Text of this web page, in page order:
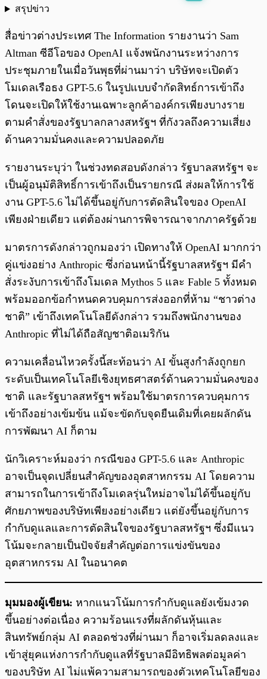
สรุปข่าว
สื่อข่าวต่างประเทศ The Information รายงานว่า Sam
Altman ซีอีโอของ OpenAI แจ้งพนักงานระหว่างการ
ประชุมภายในเมื่อวันพุธที่ผ่านมาว่า บริษัทจะเปิดตัว
โมเดลเรือธง GPT-5.6 ในรูปแบบจำกัดสิทธ์การเข้าถึง
โดนจะเปิดให้ใช้งานเฉพาะลูกค้าองค์กรเพียงบางราย
ตามคำสั่งของรัฐบาลกลางสหรัฐฯ ที่กังวลถึงความเสี่ยง
ด้านความมั่นคงและความปลอดภัย
รายงานระบุว่า ในช่วงทดสอบดังกล่าว รัฐบาลสหรัฐฯ จะ
เป็นผู้อนุมัติสิทธิ์การเข้าถึงเป็นรายกรณี ส่งผลให้การใช้
งาน GPT-5.6 ไม่ได้ขึ้นอยู่กับการตัดสินใจของ OpenAI
เพียงฝ่ายเดียว แต่ต้องผ่านการพิจารณาจากภาครัฐด้วย
มาตรการดังกล่าวถูกมองว่า เปิดทางให้ OpenAI มากกว่า
คู่แข่งอย่าง Anthropic ซึ่งก่อนหน้านี้รัฐบาลสหรัฐฯ มีคำ
สั่งระงับการเข้าถึงโมเดล Mythos 5 และ Fable 5 ทั้งหมด
พร้อมออกข้อกำหนดควบคุมการส่งออกที่ห้าม “ชาวต่าง
ชาติ” เข้าถึงเทคโนโลยีดังกล่าว รวมถึงพนักงานของ
Anthropic ที่ไม่ได้ถือสัญชาติอเมริกัน
ความเคลื่อนไหวครั้งนี้สะท้อนว่า AI ขั้นสูงกำลังถูกยก
ระดับเป็นเทคโนโลยีเชิงยุทธศาสตร์ด้านความมั่นคงของ
ชาติ และรัฐบาลสหรัฐฯ พร้อมใช้มาตรการควบคุมการ
เข้าถึงอย่างเข้มข้น แม้จะขัดกับจุดยืนเดิมที่เคยผลักดัน
การพัฒนา AI ก็ตาม
นักวิเคราะห์มองว่า กรณีของ GPT-5.6 และ Anthropic
อาจเป็นจุดเปลี่ยนสำคัญของอุตสาหกรรม AI โดยความ
สามารถในการเข้าถึงโมเดลรุ่นใหม่อาจไม่ได้ขึ้นอยู่กับ
ศักยภาพของบริษัทเพียงอย่างเดียว แต่ยังขึ้นอยู่กับการ
กำกับดูแลและการตัดสินใจของรัฐบาลสหรัฐฯ ซึ่งมีแนว
โน้มจะกลายเป็นปัจจัยสำคัญต่อการแข่งขันของ
อุตสาหกรรม AI ในอนาคต
มุมมองผู้เขียน: หากแนวโน้มการกำกับดูแลยังเข้มงวด
ขึ้นอย่างต่อเนื่อง ความร้อนแรงที่ผลักดันหุ้นและ
สินทรัพย์กลุ่ม AI ตลอดช่วงที่ผ่านมา ก็อาจเริ่มลดลงและ
เข้าสู่ยุคแห่งการกำกับดูแลที่รัฐบาลมีอิทธิพลต่อมูลค่า
ของบริษัท AI ไม่แพ้ความสามารถของตัวเทคโนโลยีของ